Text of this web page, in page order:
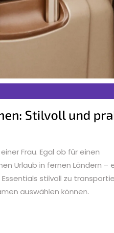
Stilvoll und
Frau. Egal ob für einen
Urlaub in fernen Ländern –
stilvoll zu
auswählen können.